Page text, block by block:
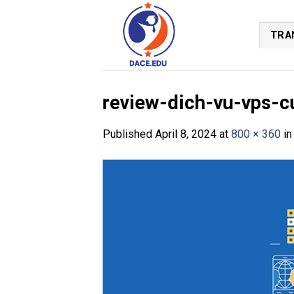
review-dich-vu-vps-
Published April 8, 2024 at 800 × 360 in